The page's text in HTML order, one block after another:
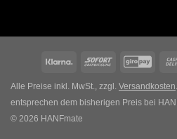
Klarna Sofort
Alle Preise inkl. MwSt., zzgl. Versandkosten
entsprechen dem bisherigen Preis bei
© 2026 HANFmate